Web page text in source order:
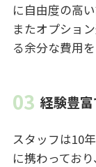
に自由度の高
またオプショ
る余分な費用
経験豊富
スタッフは10
に携わってお